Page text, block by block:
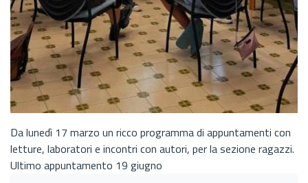
Da lunedì 17 marzo un ricco programma di appuntamenti con
letture, laboratori e incontri con autori, per la sezione ragazzi.
Ultimo appuntamento 19 giugno